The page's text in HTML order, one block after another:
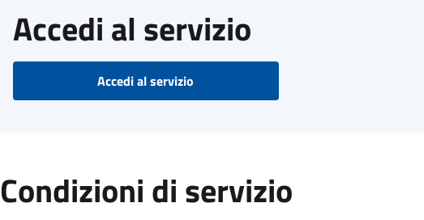
Accedi al servizio
Accedi al servizio
Condizioni di servizio